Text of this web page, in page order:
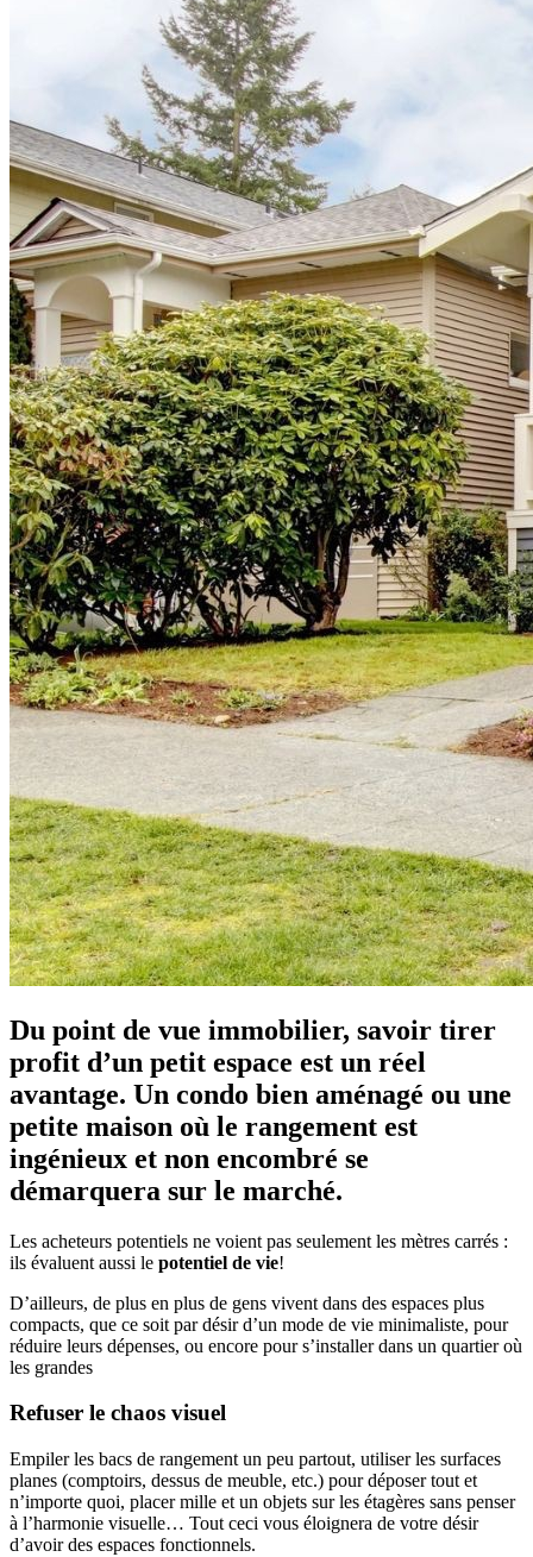
Du point de vue immobilier, savoir tirer
profit d’un petit espace est un réel
avantage. Un condo bien aménagé ou une
petite maison où le rangement est
ingénieux et non encombré se
démarquera sur le marché.
Les acheteurs potentiels ne voient pas seulement les mètres carrés :
ils évaluent aussi le potentiel de vie!
D’ailleurs, de plus en plus de gens vivent dans des espaces plus
compacts, que ce soit par désir d’un mode de vie minimaliste, pour
réduire leurs dépenses, ou encore pour s’installer dans un quartier où
les grandes
Refuser le chaos visuel
Empiler les bacs de rangement un peu partout, utiliser les surfaces
planes (comptoirs, dessus de meuble, etc.) pour déposer tout et
n’importe quoi, placer mille et un objets sur les étagères sans penser
à l’harmonie visuelle… Tout ceci vous éloignera de votre désir
d’avoir des espaces fonctionnels.